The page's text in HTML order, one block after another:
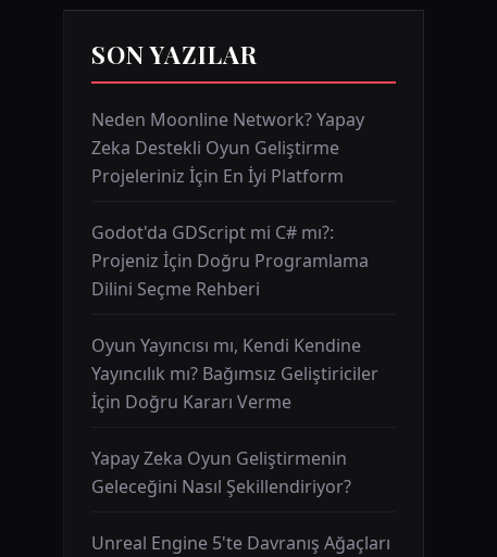
SON YAZILAR
Neden Moonline Network? Yapay
Zeka Destekli Oyun Geliştirme
Projeleriniz İçin En İyi Platform
Godot'da GDScript mi C# mı?:
Projeniz İçin Doğru Programlama
Dilini Seçme Rehberi
Oyun Yayıncısı mı, Kendi Kendine
Yayıncılık mı? Bağımsız Geliştiriciler
İçin Doğru Kararı Verme
Yapay Zeka Oyun Geliştirmenin
Geleceğini Nasıl Şekillendiriyor?
Unreal Engine 5'te Davranış Ağaçları